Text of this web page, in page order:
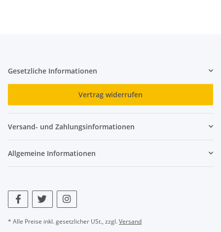
Gesetzliche Informationen
Vertrag widerrufen
Versand- und Zahlungsinformationen
Allgemeine Informationen
* Alle Preise inkl. gesetzlicher USt., zzgl.Versand